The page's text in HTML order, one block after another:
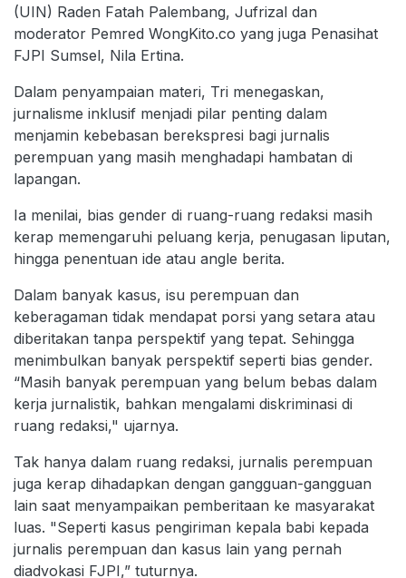
(UIN) Raden Fatah Palembang, Jufrizal dan
moderator Pemred WongKito.co yang juga Penasihat
FJPI Sumsel, Nila Ertina.
Dalam penyampaian materi, Tri menegaskan,
jurnalisme inklusif menjadi pilar penting dalam
menjamin kebebasan berekspresi bagi jurnalis
perempuan yang masih menghadapi hambatan di
lapangan.
Ia menilai, bias gender di ruang-ruang redaksi masih
kerap memengaruhi peluang kerja, penugasan liputan,
hingga penentuan ide atau angle berita.
Dalam banyak kasus, isu perempuan dan
keberagaman tidak mendapat porsi yang setara atau
diberitakan tanpa perspektif yang tepat. Sehingga
menimbulkan banyak perspektif seperti bias gender.
“Masih banyak perempuan yang belum bebas dalam
kerja jurnalistik, bahkan mengalami diskriminasi di
ruang redaksi," ujarnya.
Tak hanya dalam ruang redaksi, jurnalis perempuan
juga kerap dihadapkan dengan gangguan-gangguan
lain saat menyampaikan pemberitaan ke masyarakat
luas. "Seperti kasus pengiriman kepala babi kepada
jurnalis perempuan dan kasus lain yang pernah
diadvokasi FJPI,” tuturnya.